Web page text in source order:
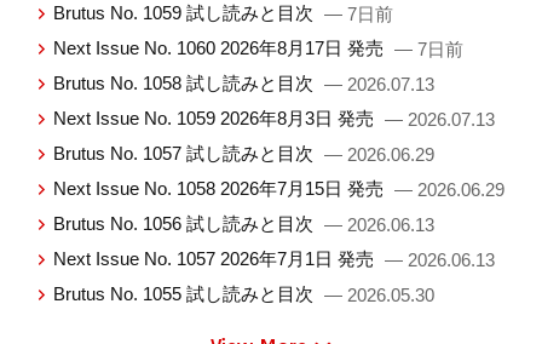
Brutus No. 1059 試し読みと目次 — 7日前
Next Issue No. 1060 2026年8月17日 発売 — 7日前
Brutus No. 1058 試し読みと目次 — 2026.07.13
Next Issue No. 1059 2026年8月3日 発売 — 2026.07.13
Brutus No. 1057 試し読みと目次 — 2026.06.29
Next Issue No. 1058 2026年7月15日 発売 — 2026.06.29
Brutus No. 1056 試し読みと目次 — 2026.06.13
Next Issue No. 1057 2026年7月1日 発売 — 2026.06.13
Brutus No. 1055 試し読みと目次 — 2026.05.30